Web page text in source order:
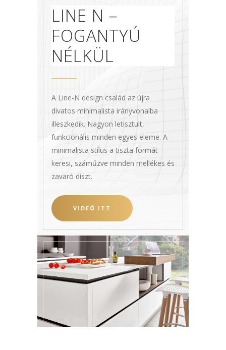
LINE N –
FOGANTYÚ
NÉLKÜL
A Line-N design család az újra
divatos minimalista irányvonalba
illeszkedik. Nagyon letisztult,
funkcionális minden egyes eleme. A
minimalista stílus a tiszta formát
keresi, száműzve minden mellékes és
zavaró díszt.
VIDEÓ ITT